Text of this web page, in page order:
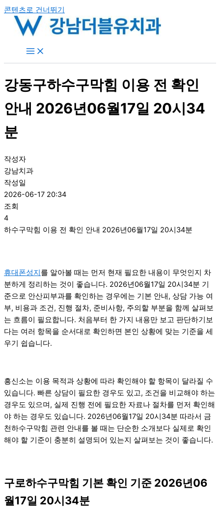
콘텐츠로 건너뛰기
강동구하수구막힘 이용 전 확인
안내 2026년06월17일 20시34
분
작성자
강남치과
작성일
2026-06-17 20:34
조회
4
하수구막힘 이용 전 확인 안내 2026년06월17일 20시34분
휴대폰성지를 알아볼 때는 먼저 현재 필요한 내용이 무엇인지 차
분하게 정리하는 것이 좋습니다. 2026년06월17일 20시34분 기
준으로 안산피부과를 확인하는 경우에는 기본 안내, 상담 가능 여
부, 비용과 조건, 진행 절차, 준비사항, 주의할 부분을 함께 살펴보
는 흐름이 필요합니다. 처음부터 한 가지 내용만 보고 판단하기보
다는 여러 항목을 순서대로 확인하면 본인 상황에 맞는 기준을 세
우기 쉽습니다.
흥신소는 이용 목적과 상황에 따라 확인해야 할 항목이 달라질 수
있습니다. 빠른 상담이 필요한 경우도 있고, 조건을 비교해야 하는
경우도 있으며, 실제 진행 전에 필요한 자료나 절차를 먼저 확인해
야 하는 경우도 있습니다. 2026년06월17일 20시34분 따라서 금
천하수구막힘 관련 안내를 볼 때는 단순한 소개보다 실제로 확인
해야 할 기준이 충분히 설명되어 있는지 살펴보는 것이 좋습니다.
구로하수구막힘 기본 확인 기준 2026년06
월17일 20시34분